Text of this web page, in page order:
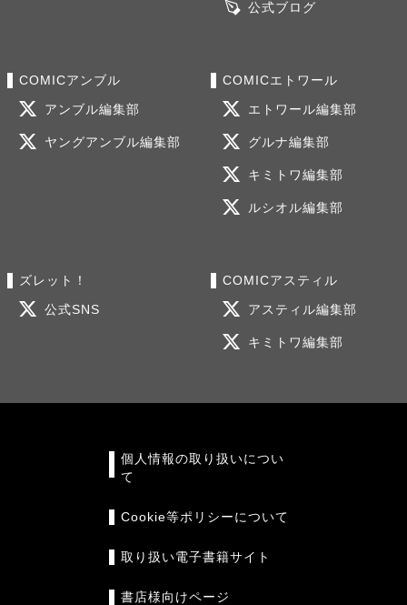
公式ブログ
COMICアンブル
アンブル編集部
ヤングアンブル編集部
COMICエトワール
エトワール編集部
グルナ編集部
キミトワ編集部
ルシオル編集部
ズレット！
公式SNS
COMICアスティル
アスティル編集部
キミトワ編集部
個人情報の取り扱いについ
て
Cookie等ポリシーについて
取り扱い電子書籍サイト
書店様向けページ